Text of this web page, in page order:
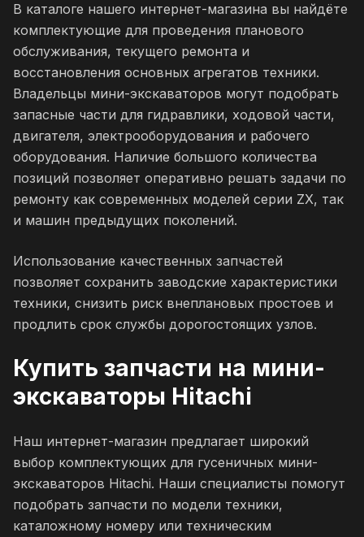
В каталоге нашего интернет-магазина вы найдёте
комплектующие для проведения планового
обслуживания, текущего ремонта и
восстановления основных агрегатов техники.
Владельцы мини-экскаваторов могут подобрать
запасные части для гидравлики, ходовой части,
двигателя, электрооборудования и рабочего
оборудования. Наличие большого количества
позиций позволяет оперативно решать задачи по
ремонту как современных моделей серии ZX, так
и машин предыдущих поколений.
Использование качественных запчастей
позволяет сохранить заводские характеристики
техники, снизить риск внеплановых простоев и
продлить срок службы дорогостоящих узлов.
Купить запчасти на мини-
экскаваторы Hitachi
Наш интернет-магазин предлагает широкий
выбор комплектующих для гусеничных мини-
экскаваторов Hitachi. Наши специалисты помогут
подобрать запчасти по модели техники,
каталожному номеру или техническим